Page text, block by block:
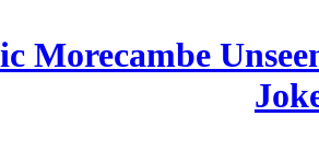
Morecambe